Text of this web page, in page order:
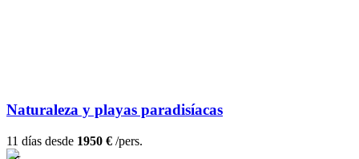
Naturaleza y playas paradisíacas
11 días desde 1950 € /pers.